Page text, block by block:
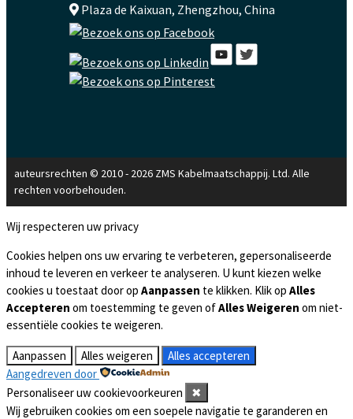
Plaza de Kaixuan, Zhengzhou, China
auteursrechten © 2010 - 2026 ZMS Kabelmaatschappij. Ltd. Alle
rechten voorbehouden.
Wij respecteren uw privacy
Cookies helpen ons uw ervaring te verbeteren, gepersonaliseerde
inhoud te leveren en verkeer te analyseren. U kunt kiezen welke
cookies u toestaat door op Aanpassen te klikken. Klik op Alles
Accepteren om toestemming te geven ofAlles Weigeren om niet-
essentiële cookies te weigeren.
Aanpassen Alles weigeren
Alles accepteren
Aangedreven door
Personaliseer uw cookievoorkeuren
✖
Wij gebruiken cookies om een soepele navigatie te garanderen en